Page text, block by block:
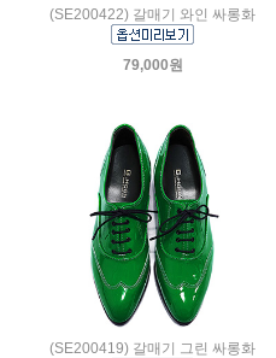
(SE200422) 갈매기 와인 싸롱화
79,000원
(SE200419) 갈매기 그린 싸롱화